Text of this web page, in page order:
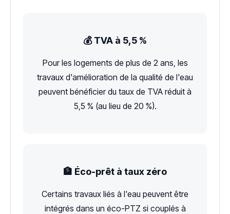
💰 TVA à 5,5 %
Pour les logements de plus de 2 ans, les
travaux d'amélioration de la qualité de l'eau
peuvent bénéficier du taux de TVA réduit à
5,5 % (au lieu de 20 %).
🏦 Éco-prêt à taux zéro
Certains travaux liés à l'eau peuvent être
intégrés dans un éco-PTZ si couplés à